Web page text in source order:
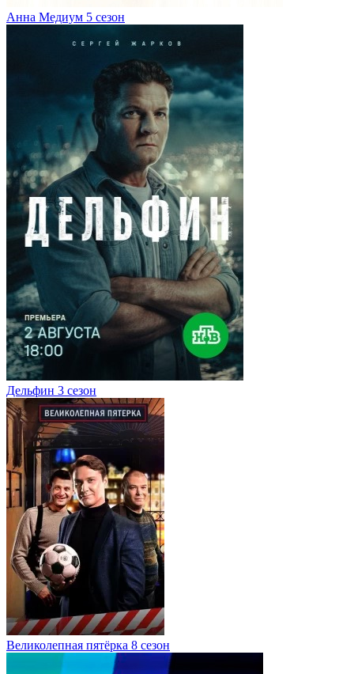
Анна Медиум 5 сезон
Дельфин 3 сезон
Великолепная пятёрка 8 сезон